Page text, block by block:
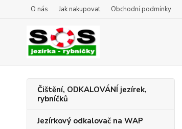
O nás Jak nakupovat Obchodní podmínky
Čištění, ODKALOVÁNÍ jezírek,
rybníčků
Jezírkový odkalovač na WAP